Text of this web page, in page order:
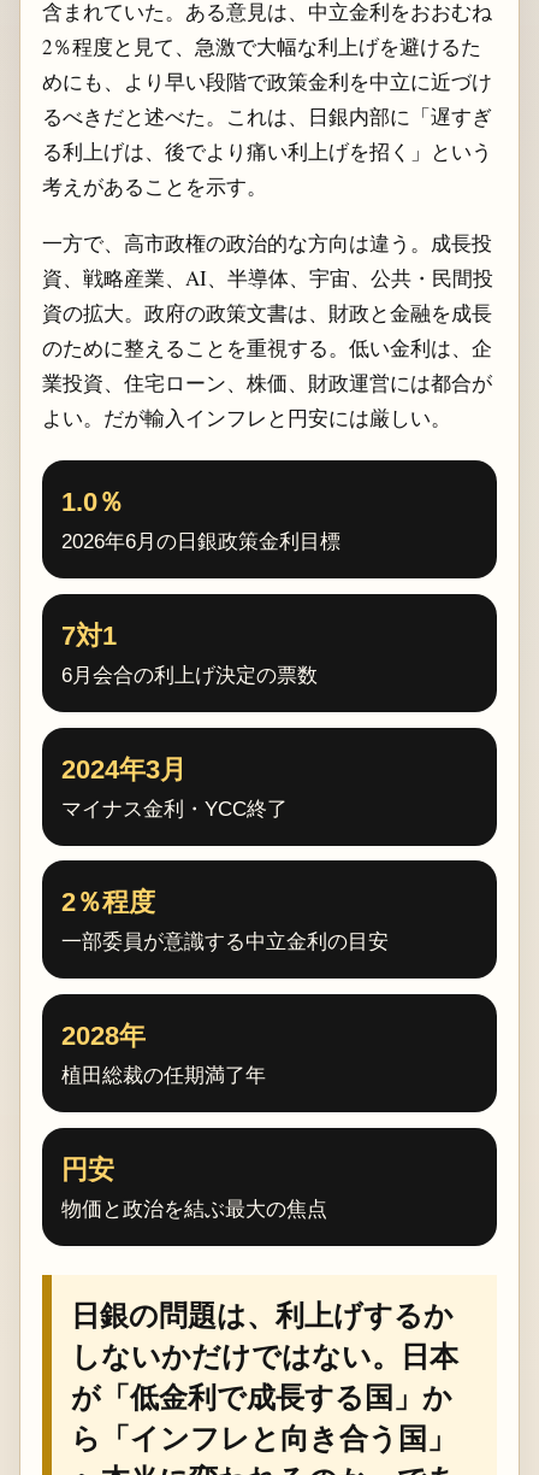
含まれていた。ある意見は、中立金利をおおむね
2％程度と見て、急激で大幅な利上げを避けるた
めにも、より早い段階で政策金利を中立に近づけ
るべきだと述べた。これは、日銀内部に「遅すぎ
る利上げは、後でより痛い利上げを招く」という
考えがあることを示す。
一方で、高市政権の政治的な方向は違う。成長投
資、戦略産業、AI、半導体、宇宙、公共・民間投
資の拡大。政府の政策文書は、財政と金融を成長
のために整えることを重視する。低い金利は、企
業投資、住宅ローン、株価、財政運営には都合が
よい。だが輸入インフレと円安には厳しい。
1.0％
2026年6月の日銀政策金利目標
7対1
6月会合の利上げ決定の票数
2024年3月
マイナス金利・YCC終了
2％程度
一部委員が意識する中立金利の目安
2028年
植田総裁の任期満了年
円安
物価と政治を結ぶ最大の焦点
日銀の問題は、利上げするか
しないかだけではない。日本
が「低金利で成長する国」か
ら「インフレと向き合う国」